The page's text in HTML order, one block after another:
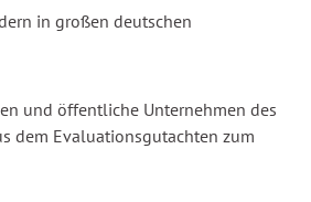
in großen deutschen
und öffentliche Unternehmen des
dem Evaluationsgutachten zum